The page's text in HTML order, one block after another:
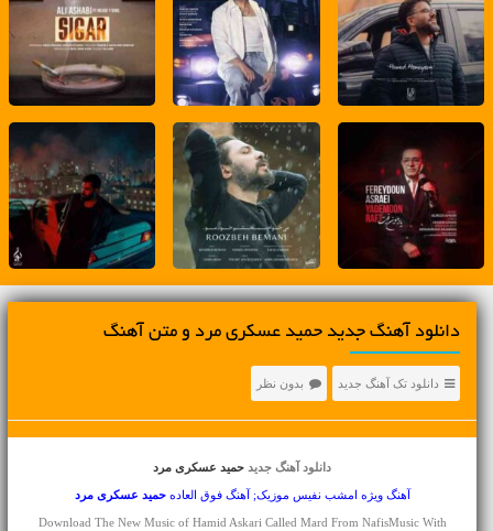
دانلود آهنگ جديد حمید عسکری مرد و متن آهنگ
دانلود تک آهنگ جدید بدون نظر
دانلود آهنگ جدید حمید عسکری مرد
آهنگ ویژه امشب نفیس موزیک; آهنگ فوق العادهحمید عسکری مرد
Download The New Music of Hamid Askari Called Mard From NafisMusic With